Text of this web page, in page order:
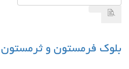
بلوک فرمستون و ثرمستون